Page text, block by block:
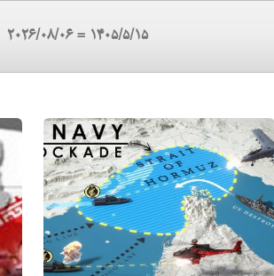
۱۴۰۵/۵/۱۵ = 2026/08/06